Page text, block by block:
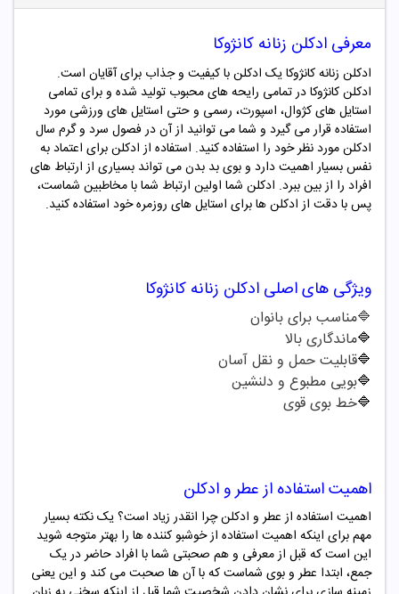
معرفی ادکلن زنانه کانژوکا
ادکلن زنانه کانژوکا یک ادکلن با کیفیت و جذاب برای آقایان است.
ادکلنکانژوکا در تمامی رایحه های محبوب تولید شده و برای تمامی
استایل های کژوال، اسپورت، رسمی و حتی استایل های ورزشی مورد
استفاده قرار می گیرد و شما می توانید از آن در فصول سرد و گرم سال
ادکلن مورد نظر خود را استفاده کنید. استفاده از ادکلن برای اعتماد به
نفس بسیار اهمیت دارد و بوی بد بدن می تواند بسیاری از ارتباط های
افراد را از بین ببرد. ادکلن شما اولین ارتباط شما با مخاطبین شماست،
پس با دقت از ادکلن ها برای استایل های روزمره خود استفاده کنید.
ویژگی های اصلی ادکلن زنانه کانژوکا
🔷مناسب برای بانوان
🔷ماندگاری بالا
🔷قابلیت حمل و نقل آسان
🔷بویی مطبوع و دلنشین
🔷خط بوی قوی
اهمیت استفاده از عطر و ادکلن
اهمیت استفاده از عطر و ادکلن چرا انقدر زیاد است؟ یک نکته بسیار
مهم برای اینکه اهمیت استفاده از خوشبو کننده ها را بهتر متوجه شوید
این است که قبل از معرفی و هم صحبتی شما با افراد حاضر در یک
جمع، ابتدا عطر و بوی شماست که با آن ها صحبت می کند و این یعنی